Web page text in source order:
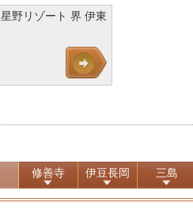
星野リゾート 界 伊東
修善寺 伊豆長岡 三島